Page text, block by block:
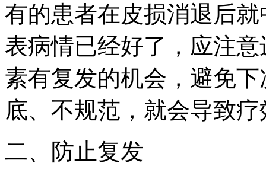
有的患者在皮损消退后
表病情已经好了，应注
素有复发的机会，避免
底、不规范，就会导致
二、防止复发